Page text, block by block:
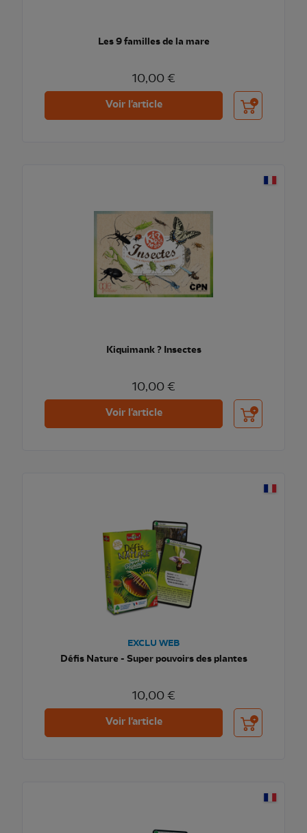
Les 9 familles de la mare
10,00 €
Voir l'article Ajouter au
Kiquimank ? Insectes
10,00 €
Voir l'article Ajouter au
EXCLU WEB
Défis Nature - Super pouvoirs des plantes
10,00 €
Voir l'article Ajouter au